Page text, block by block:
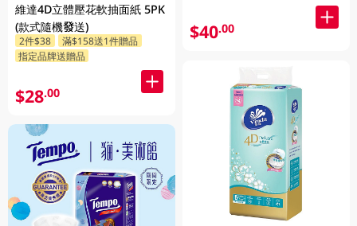
維達4D立體壓花軟抽面紙 5PK
(款式隨機發送)
2件$38
滿$158送1件贈品
指定品牌送贈品
$28.00
$40.00